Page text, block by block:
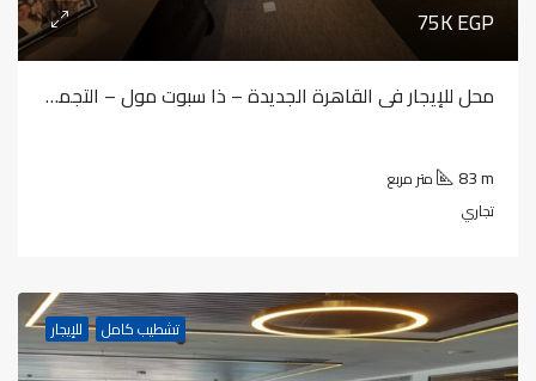
75K EGP
محل للإيجار في القاهرة الجديدة – ذا سبوت مول – التجمع الخامس
83 m
متر مربع
تجاري
تشطيب كامل للإيجار